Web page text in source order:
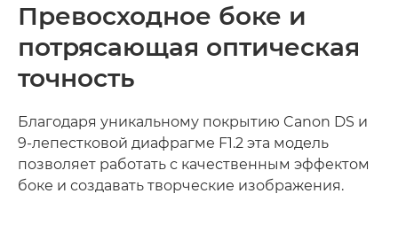
Превосходное боке и
потрясающая оптическая
точность
Благодаря уникальному покрытию Canon DS и
9-лепестковой диафрагме F1.2 эта модель
позволяет работать с качественным эффектом
боке и создавать творческие изображения.